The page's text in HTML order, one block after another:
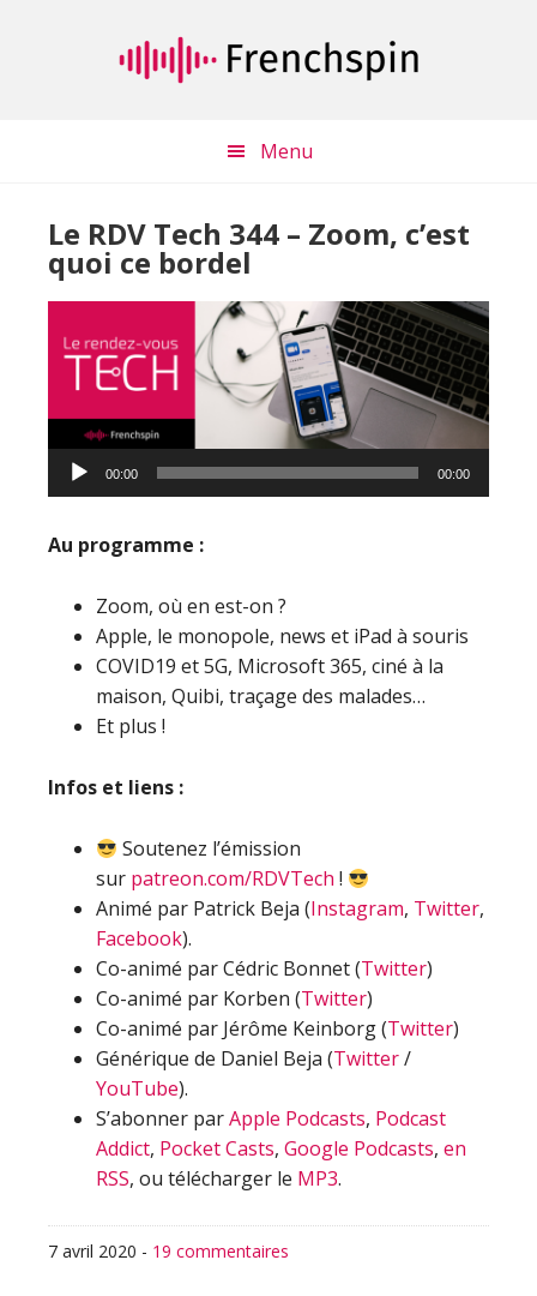
Menu
Le RDV Tech 344 – Zoom, c’est
quoi ce bordel
Lecteur
audio
00:00 00:00
Au programme :
Zoom, où en est-on ?
Apple, le monopole, news et iPad à souris
COVID19 et 5G, Microsoft 365, ciné à la
maison, Quibi, traçage des malades…
Et plus !
Infos et liens :
Soutenez l’émission
sur patreon.com/RDVTech !
Animé par Patrick Beja (Instagram, Twitter,
Facebook).
Co-animé par Cédric Bonnet (Twitter)
Co-animé par Korben (Twitter)
Co-animé par Jérôme Keinborg (Twitter)
Générique de Daniel Beja (Twitter/
YouTube).
S’abonner parApple Podcasts, Podcast
Addict, Pocket Casts, Google Podcasts, en
RSS, ou télécharger le MP3.
7 avril 2020 - 19 commentaires